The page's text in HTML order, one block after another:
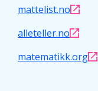
mattelist.no
alleteller.no
matematikk.org